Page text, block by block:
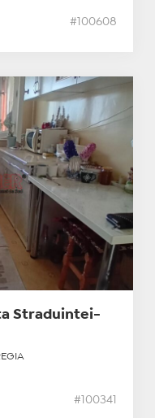
#100608
Straduintei-
#100341